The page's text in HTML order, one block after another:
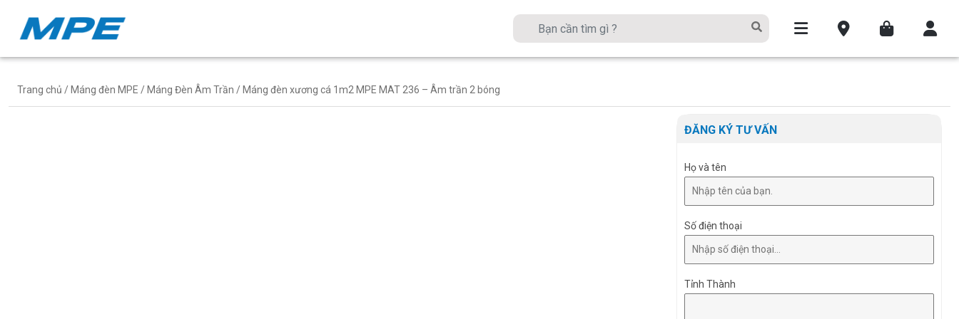
Trang chủ / Máng đèn MPE / Máng Đèn Âm Trần / Máng đèn xương cá 1m2 MPE MAT 236 – Âm trần 2 bóng
ĐĂNG KÝ TƯ VẤN
Họ và tên
Số điện thoại
Tỉnh Thành